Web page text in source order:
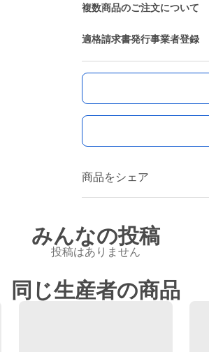
複数商品のご注文について
適格請求書発行事業者登録
商品をシェア
みんなの投稿
投稿はありません
同じ生産者の商品